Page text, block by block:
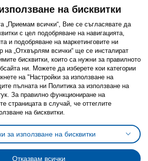
PinterestInstagram
използване на бисквитки (Cookies)
за използване на бисквитки
на ikea.bgОбща политика за личните данни
защита на личните данни на ikea.bg
на програма IKEA Family
на бисквитки
„Приемам всички“, Вие се съгласявате да
с цел подобряване на навигацията,
и подобряване на маркетинговите ни
на „Отхвърлям всички“ ще се инсталират
бисквитки, които са нужни за правилното
ни. Можете да изберете кои категории
на "Настройки за използване на
пълната ни Политика за използване на
За правилно функциониране на
страницата в случай, че оттеглите
на бисквитки.
за използване на бисквитки
Отказвам всички